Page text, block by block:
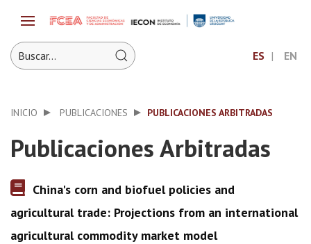
ES EN
INICIO PUBLICACIONES PUBLICACIONES ARBITRADAS
Publicaciones Arbitradas
China's corn and biofuel policies and
agricultural trade: Projections from an international
agricultural commodity market model